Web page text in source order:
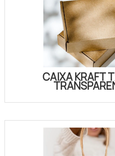
CAIXA KRAFT